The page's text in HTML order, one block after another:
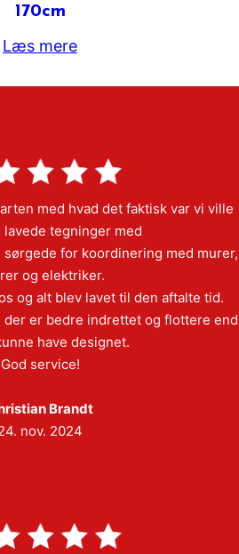
170cm
Læs mere
med hvad det faktisk var vi ville
lavede tegninger med
for koordinering med murer,
og elektriker.
og alt blev lavet til den aftalte tid.
er bedre indrettet og flottere end
have designet.
God service!
Brandt
nov. 2024